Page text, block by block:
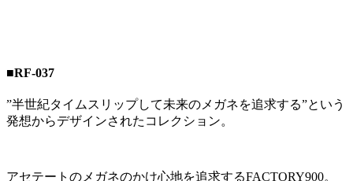
■RF-037
”半世紀タイムスリップして未来のメガネを追求する”という
発想からデザインされたコレクション。
アセテートのメガネのかけ心地を追求するFACTORY900。